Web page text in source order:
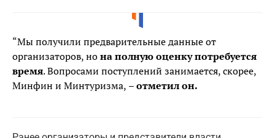
“Мы получили предварительные данные от
организаторов, нона полную оценку потребуется
время. Вопросами поступлений занимается, скорее,
Минфин и Минтуризма, – отметил он.